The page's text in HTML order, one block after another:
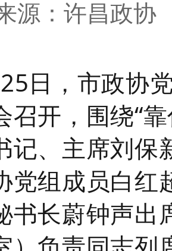
源：许昌政
日，市政协
召开，围绕“
记、主席刘保
党组成员白红
书长蔚钟声出